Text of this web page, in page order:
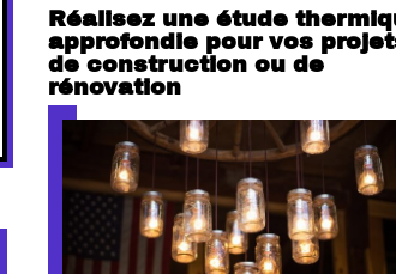
Réalisez une étude
approfondie pour vos
de construction ou de
rénovation